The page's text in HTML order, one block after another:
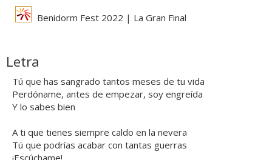
Benidorm Fest 2022 | La Gran Final
Letra
Tú que has sangrado tantos meses de tu vida
Perdóname, antes de empezar, soy engreída
Y lo sabes bien
A ti que tienes siempre caldo en la nevera
Tú que podrías acabar con tantas guerras